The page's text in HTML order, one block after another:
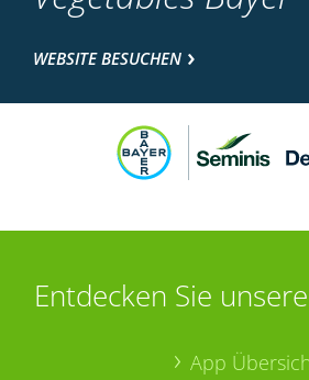
WEBSITE BESUCHEN
Entdecken Sie
App